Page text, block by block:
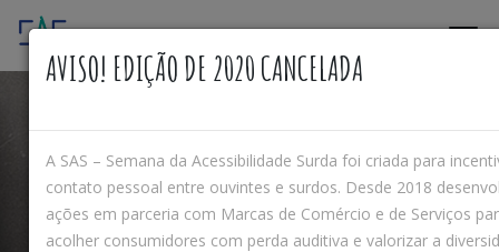
#SURDOEHQUEMFALA
AVISO! EDIÇÃO DE 2020 CANCELADA
A SAS – Semana da Acessibilidade Surda foi criada para
contato pessoal entre ouvintes e surdos. Desde 2018
ações em parceria com Marcas de Comércio e de Serviços
acolher consumidores com perda auditiva e valorizar a